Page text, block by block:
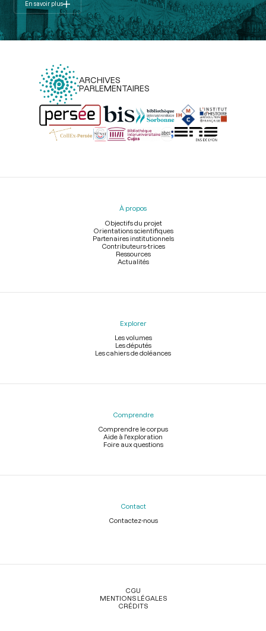
En savoir plus
ARCHIVES
PARLEMENTAIRES
Menu
À propos
Objectifs du projet
Orientations scientifiques
Partenaires institutionnels
Contributeurs-trices
Ressources
Actualités
Explorer
Les volumes
Les députés
Les cahiers de doléances
Comprendre
Comprendre le corpus
Aide à l'exploration
Foire aux questions
Contact
Contactez-nous
Légal
CGU
MENTIONS LÉGALES
CRÉDITS